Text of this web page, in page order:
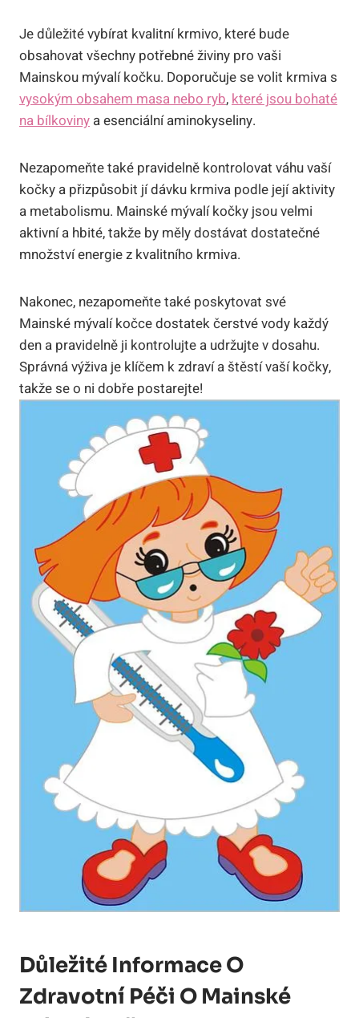
Je důležité vybírat kvalitní krmivo, které bude
obsahovat všechny potřebné živiny pro vaši
Mainskou mývalí kočku. Doporučuje se volit krmiva s
vysokým obsahem masa nebo ryb,které jsou bohaté
na bílkoviny a esenciální aminokyseliny.
Nezapomeňte také pravidelně kontrolovat váhu vaší
kočky a přizpůsobit jí dávku krmiva podle její aktivity
a metabolismu. Mainské mývalí kočky jsou velmi
aktivní a hbité, takže by měly dostávat dostatečné
množství energie z kvalitního krmiva.
Nakonec, nezapomeňte také poskytovat své
Mainské mývalí kočce dostatek čerstvé vody každý
den a pravidelně ji kontrolujte a udržujte v dosahu.
Správná výživa je klíčem k zdraví a štěstí vaší kočky,
takže se o ni dobře postarejte!
Důležité Informace O
Zdravotní Péči O Mainské